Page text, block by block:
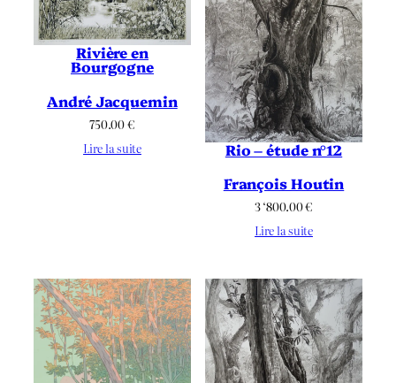
Rivière en
Bourgogne
André Jacquemin
750.00€
Lire la suite
Rio – étude n°12
François Houtin
3 ‘800.00€
Lire la suite